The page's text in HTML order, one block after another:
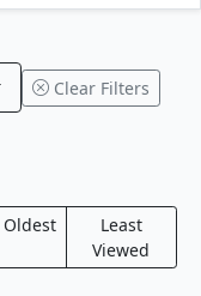
Clear Filters
Oldest
Least
Viewed